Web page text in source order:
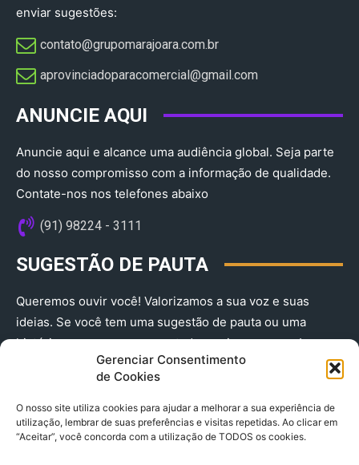
Gerenciar Consentimento
de Cookies
O nosso site utiliza cookies para ajudar a melhorar a sua experiência de
utilização, lembrar de suas preferências e visitas repetidas. Ao clicar em
“Aceitar”, você concorda com a utilização de TODOS os cookies.
enviar sugestões:
contato@grupomarajoara.com.br
aprovinciadoparacomercial@gmail.com​
ANUNCIE AQUI
Anuncie aqui e alcance uma audiência global. Seja parte
do nosso compromisso com a informação de qualidade.
Contate-nos nos telefones abaixo
(91) 98224 - 3111
SUGESTÃO DE PAUTA
Queremos ouvir você! Valorizamos a sua voz e suas
ideias. Se você tem uma sugestão de pauta ou uma
história que merece ser contada, envie-nos agora!
(91) 98224 - 3111